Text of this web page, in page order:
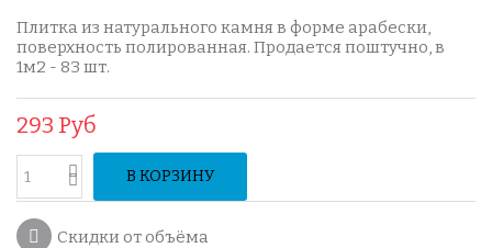
Плитка из натурального камня в форме арабески,
поверхность полированная. Продается поштучно, в
1м2 - 83 шт.
293 Руб
В КОРЗИНУ
Скидки от объёма